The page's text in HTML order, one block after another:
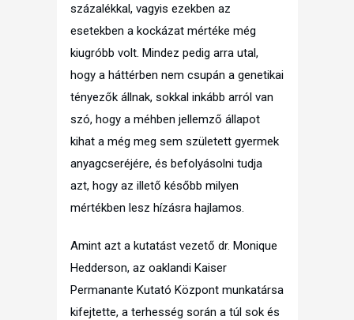
százalékkal, vagyis ezekben az
esetekben a kockázat mértéke még
kiugróbb volt. Mindez pedig arra utal,
hogy a háttérben nem csupán a genetikai
tényezők állnak, sokkal inkább arról van
szó, hogy a méhben jellemző állapot
kihat a még meg sem született gyermek
anyagcseréjére, és befolyásolni tudja
azt, hogy az illető később milyen
mértékben lesz hízásra hajlamos.
Amint azt a kutatást vezető dr. Monique
Hedderson, az oaklandi Kaiser
Permanante Kutató Központ munkatársa
kifejtette, a terhesség során a túl sok és